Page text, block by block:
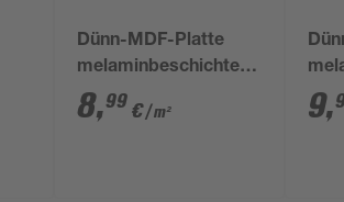
Dünn-MDF-Platte
melaminbeschichtet
weiß 2800 x 2070 x 3
mm
8,99 €/ m² 9,